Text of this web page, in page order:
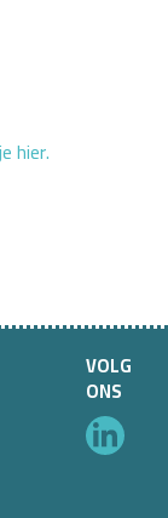
hier.
VOLG
ONS